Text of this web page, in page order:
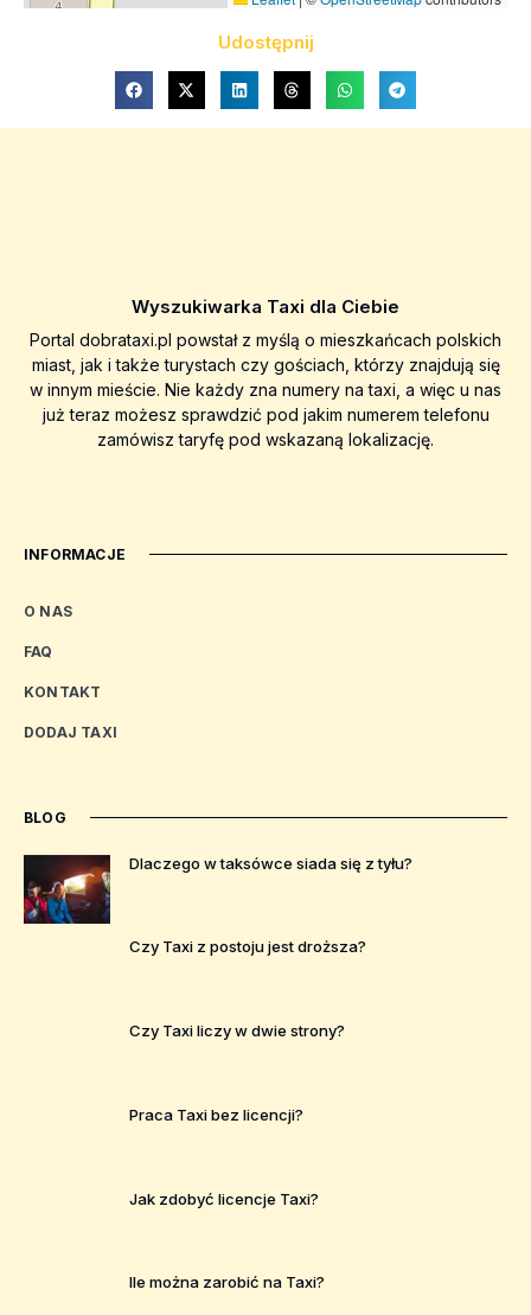
Udostępnij
Wyszukiwarka Taxi dla Ciebie
Portal dobrataxi.pl powstał z myślą o mieszkańcach polskich
miast, jak i także turystach czy gościach, którzy znajdują się
w innym mieście. Nie każdy zna numery na taxi, a więc u nas
już teraz możesz sprawdzić pod jakim numerem telefonu
zamówisz taryfę pod wskazaną lokalizację.
INFORMACJE
O NAS
FAQ
KONTAKT
DODAJ TAXI
BLOG
Dlaczego w taksówce siada się z tyłu?
Czy Taxi z postoju jest droższa?
Czy Taxi liczy w dwie strony?
Praca Taxi bez licencji?
Jak zdobyć licencje Taxi?
Ile można zarobić na Taxi?